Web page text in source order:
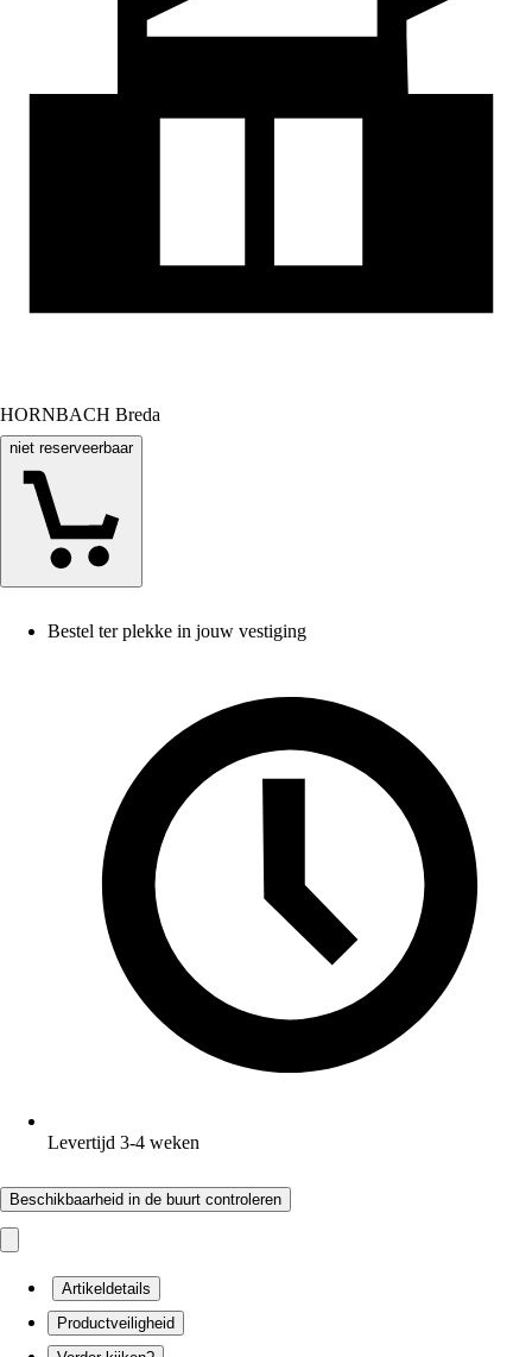
HORNBACH Breda
niet reserveerbaar
Bestel ter plekke in jouw vestiging
Levertijd 3-4 weken
Beschikbaarheid in de buurt controleren
Artikeldetails
Productveiligheid